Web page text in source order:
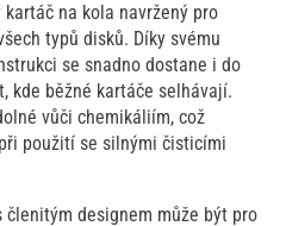
na kola navržený pro
typů disků. Díky svému
se snadno dostane i do
kde běžné kartáče selhávají.
vůči chemikáliím, což
použití se silnými čisticími
designem může být pro